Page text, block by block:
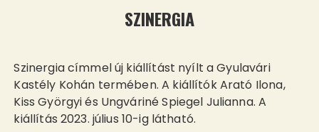
SZINERGIA
Szinergia címmel új kiállítást nyílt a Gyulavári
Kastély Kohán termében. A kiállítók Arató Ilona,
Kiss Györgyi és Ungváriné Spiegel Julianna. A
kiállítás 2023. július 10-ig látható.